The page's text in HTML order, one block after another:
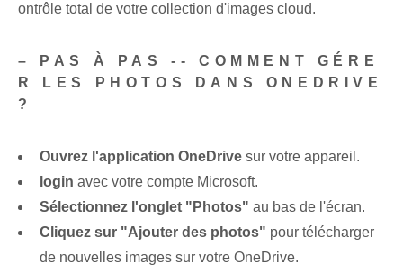
ontrôle total de votre collection d'images cloud.
– PAS À PAS -- COMMENT GÉRE
R LES PHOTOS DANS ONEDRIVE
?
Ouvrez l'application OneDrive sur votre appareil.
login avec votre compte Microsoft.
Sélectionnez l'onglet "Photos" au bas de l'écran.
Cliquez sur "Ajouter des photos" pour télécharger
de nouvelles images sur votre OneDrive.